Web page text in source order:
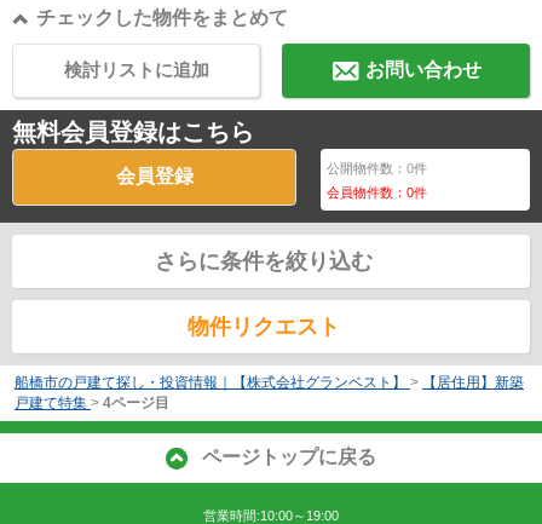
チェックした物件をまとめて
お問い合わせ
検討リストに追加
無料会員登録はこちら
会員登録 公開物件数：0件
会員物件数：0件
さらに条件を絞り込む
物件リクエスト
船橋市の戸建て探し・投資情報｜【株式会社グランベスト】 >
【居住用】新築
戸建て特集 > 4ページ目
ページトップに戻る
営業時間:10:00～19:00